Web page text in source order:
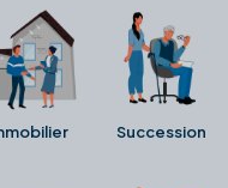
Succession